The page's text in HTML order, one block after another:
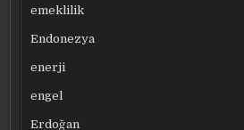
emeklilik
Endonezya
enerji
engel
Erdoğan